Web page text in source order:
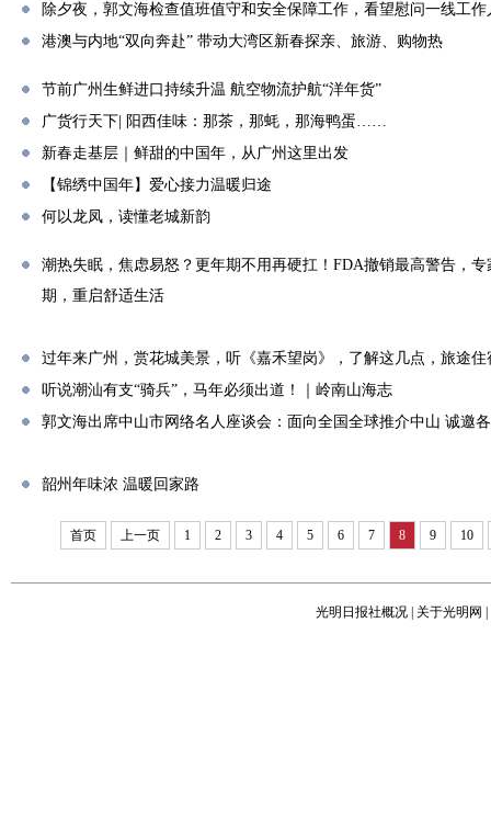
除夕夜，郭文海检查值班值守和安全保障工作，看望慰问一线工作
港澳与内地“双向奔赴” 带动大湾区新春探亲、旅游、购物热
节前广州生鲜进口持续升温 航空物流护航“洋年货”
广货行天下| 阳西佳味：那茶，那蚝，那海鸭蛋……
新春走基层｜鲜甜的中国年，从广州这里出发
【锦绣中国年】爱心接力温暖归途
何以龙凤，读懂老城新韵
潮热失眠，焦虑易怒？更年期不用再硬扛！FDA撤销最高警告，
期，重启舒适生活
过年来广州，赏花城美景，听《嘉禾望岗》，了解这几点，旅途住
听说潮汕有支“骑兵”，马年必须出道！｜岭南山海志
郭文海出席中山市网络名人座谈会：面向全国全球推介中山 诚邀
韶州年味浓 温暖回家路
首页 上一页 1 2 3 4 5 6 7 8 9 10
光明日报社概况 关于光明网